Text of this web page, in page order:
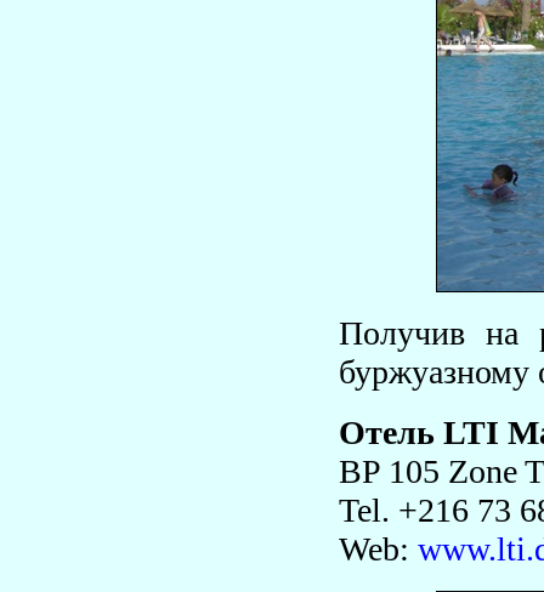
Получив на
буржуазному
Отель LTI
BP 105 Zone
Tel. +216 73
Web: